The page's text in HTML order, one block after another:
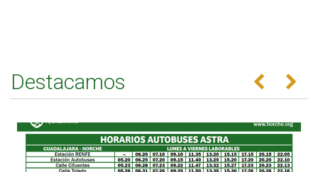
Destacamos Anterior